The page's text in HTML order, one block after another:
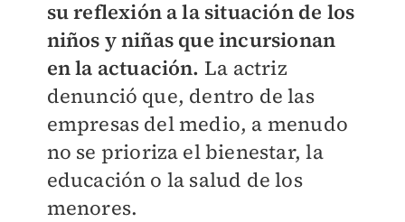
su reflexión a la situación de los
niños y niñas que incursionan
en la actuación. La actriz
denunció que, dentro de las
empresas del medio, a menudo
no se prioriza el bienestar, la
educación o la salud de los
menores.